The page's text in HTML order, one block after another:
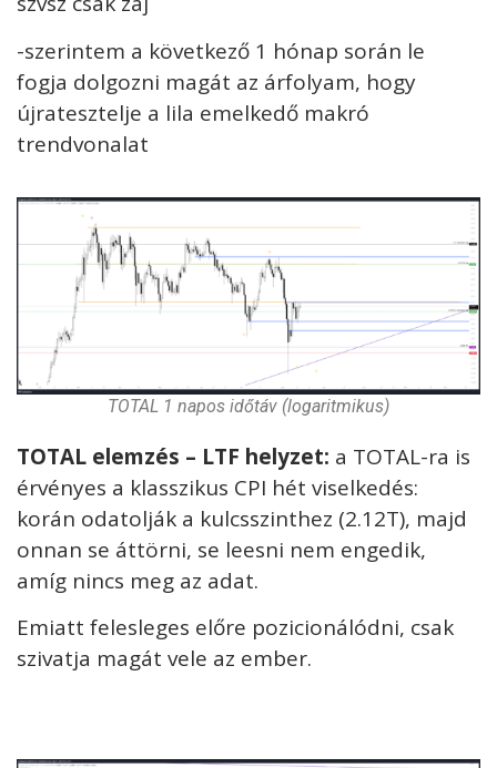
-szerintem a következő 1 hónap során le
fogja dolgozni magát az árfolyam, hogy
újratesztelje a lila emelkedő makró
trendvonalat
TOTAL 1 napos időtáv (logaritmikus)
TOTAL elemzés – LTF helyzet: a TOTAL-ra is
érvényes a klasszikus CPI hét viselkedés:
korán odatolják a kulcsszinthez (2.12T), majd
onnan se áttörni, se leesni nem engedik,
amíg nincs meg az adat.
Emiatt felesleges előre pozicionálódni, csak
szivatja magát vele az ember.